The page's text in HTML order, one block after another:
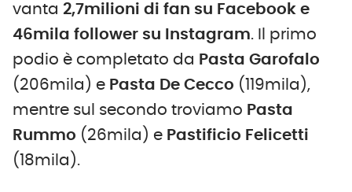
vanta 2,7milioni di fan su Facebook e
46mila follower su Instagram. Il primo
podio è completato da Pasta Garofalo
(206mila) e Pasta De Cecco (119mila),
mentre sul secondo troviamo Pasta
Rummo (26mila) e Pastificio Felicetti
(18mila).